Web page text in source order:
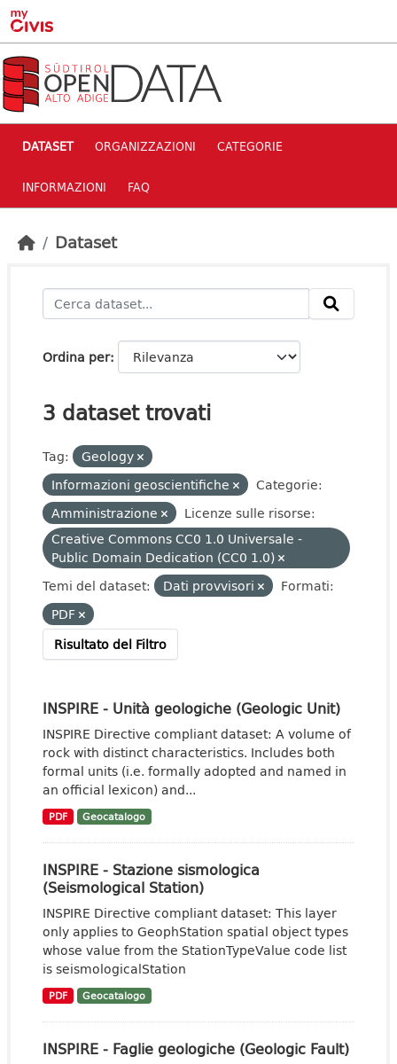
Skip to main content
DATASET ORGANIZZAZIONI CATEGORIE
INFORMAZIONI FAQ
Dataset
Ordina per
3 dataset trovati
Tag:
Geology
Informazioni geoscientifiche
Categorie:
Amministrazione
Licenze sulle risorse:
Creative Commons CC0 1.0 Universale -
Public Domain Dedication (CC0 1.0)
Temi del dataset:
Dati provvisori
Formati:
PDF
Risultato del Filtro
INSPIRE - Unità geologiche (Geologic Unit)
INSPIRE Directive compliant dataset: A volume of
rock with distinct characteristics. Includes both
formal units (i.e. formally adopted and named in
an official lexicon) and...
PDF Geocatalogo
INSPIRE - Stazione sismologica
(Seismological Station)
INSPIRE Directive compliant dataset: This layer
only applies to GeophStation spatial object types
whose value from the StationTypeValue code list
is seismologicalStation
PDF Geocatalogo
INSPIRE - Faglie geologiche (Geologic Fault)